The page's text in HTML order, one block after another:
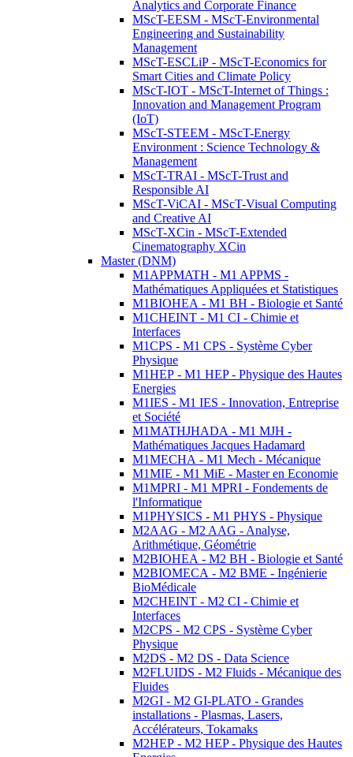
Analytics and Corporate Finance
MScT-EESM - MScT-Environmental
Engineering and Sustainability
Management
MScT-ESCLiP - MScT-Economics for
Smart Cities and Climate Policy
MScT-IOT - MScT-Internet of Things :
Innovation and Management Program
(IoT)
MScT-STEEM - MScT-Energy
Environment : Science Technology &
Management
MScT-TRAI - MScT-Trust and
Responsible AI
MScT-ViCAI - MScT-Visual Computing
and Creative AI
MScT-XCin - MScT-Extended
Cinematography XCin
Master (DNM)
M1APPMATH - M1 APPMS -
Mathématiques Appliquées et Statistiques
M1BIOHEA - M1 BH - Biologie et Santé
M1CHEINT - M1 CI - Chimie et
Interfaces
M1CPS - M1 CPS - Système Cyber
Physique
M1HEP - M1 HEP - Physique des Hautes
Energies
M1IES - M1 IES - Innovation, Entreprise
et Société
M1MATHJHADA - M1 MJH -
Mathématiques Jacques Hadamard
M1MECHA - M1 Mech - Mécanique
M1MIE - M1 MiE - Master en Economie
M1MPRI - M1 MPRI - Fondements de
l'Informatique
M1PHYSICS - M1 PHYS - Physique
M2AAG - M2 AAG - Analyse,
Arithmétique, Géométrie
M2BIOHEA - M2 BH - Biologie et Santé
M2BIOMECA - M2 BME - Ingénierie
BioMédicale
M2CHEINT - M2 CI - Chimie et
Interfaces
M2CPS - M2 CPS - Système Cyber
Physique
M2DS - M2 DS - Data Science
M2FLUIDS - M2 Fluids - Mécanique des
Fluides
M2GI - M2 GI-PLATO - Grandes
installations - Plasmas, Lasers,
Accélérateurs, Tokamaks
M2HEP - M2 HEP - Physique des Hautes